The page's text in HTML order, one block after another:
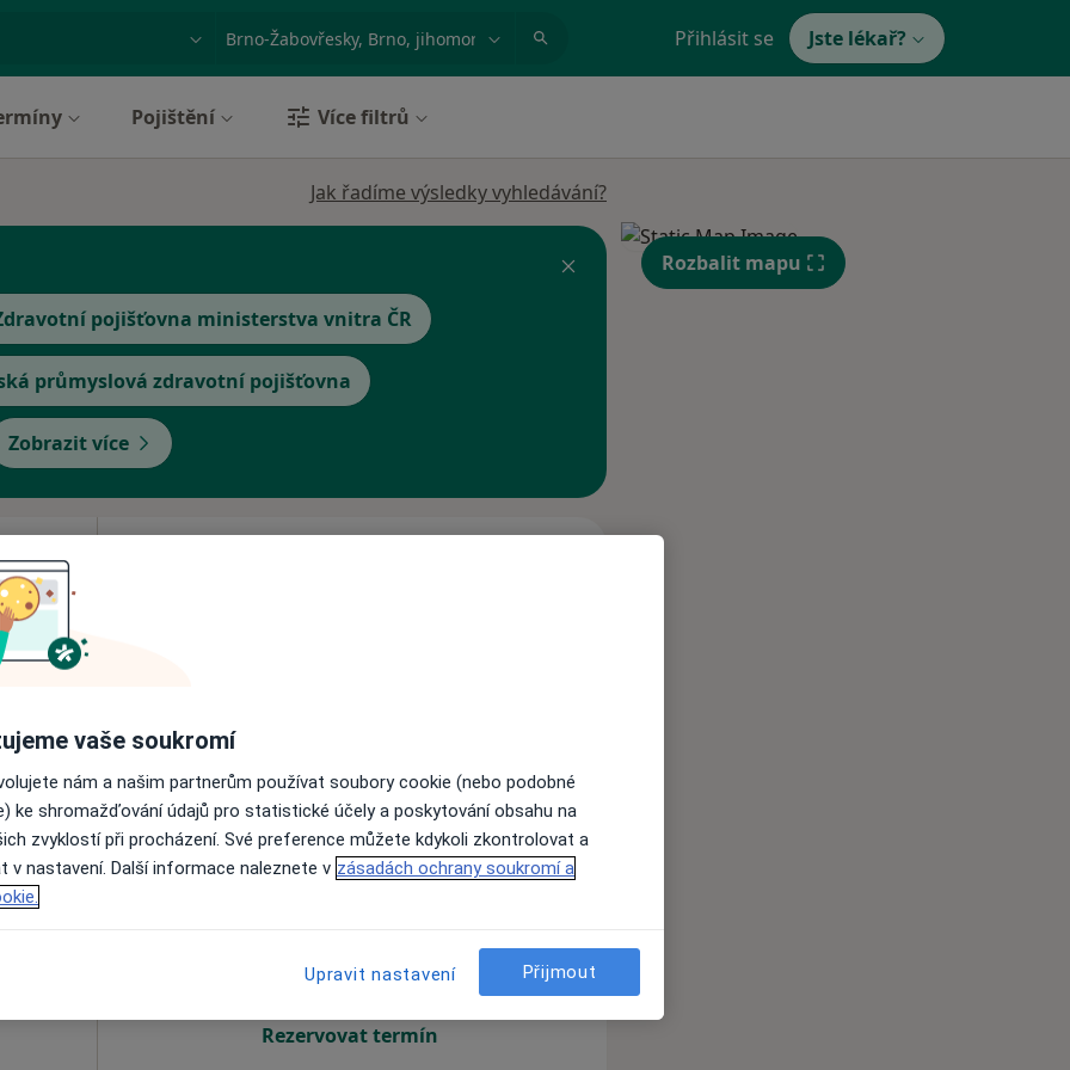
Město nebo region Přihlásit se Jste lékař?
Pojištění Více filtrů
Jak řadíme výsledky vyhledávání?
pojišťovna ministerstva vnitra ČR
průmyslová zdravotní pojišťovna
Zobrazit více
400 Kč
Ne Po
Online rezervace termínu není k dispozici
Rezervovat termín
Rozbalit mapu
vaše soukromí
nám a našim partnerům používat soubory cookie (nebo podobné
ke shromažďování údajů pro statistické účely a poskytování obsahu na
zvyklostí při procházení. Své preference můžete kdykoli zkontrolovat a
v nastavení. Další informace naleznete v zásadách ochrany soukromí a
Upravit nastavení Přijmout